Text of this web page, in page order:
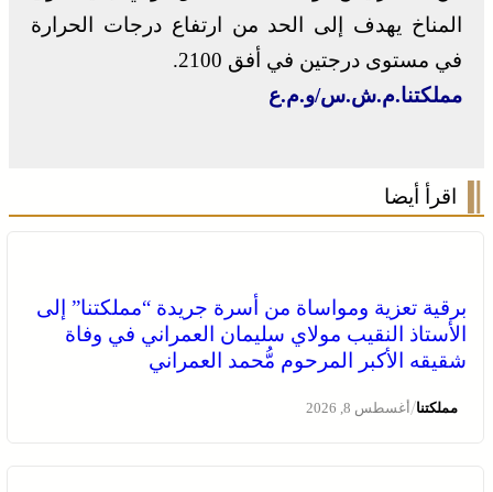
المناخ يهدف إلى الحد من ارتفاع درجات الحرارة
في مستوى درجتين في أفق 2100.
مملكتنا.م.ش.س/و.م.ع
اقرأ أيضا
برقية تعزية ومواساة من أسرة جريدة “مملكتنا” إلى
الأستاذ النقيب مولاي سليمان العمراني في وفاة
شقيقه الأكبر المرحوم مُّحمد العمراني
مملكتنا/أغسطس 8, 2026